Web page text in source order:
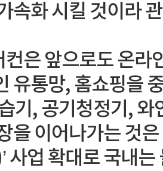
속화 시킬 것이라
은 앞으로도 온라
유통망, 홈쇼핑을
기, 공기청정기,
을 이어나가는
업 확대로 국내는